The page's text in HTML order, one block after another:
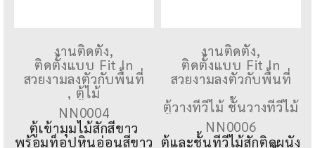
งานติดตั้ง
ติดตั้งแบบ Fit In
สวยงามลงตัวกับพื้นที่
,ตู้ไม้
งานติดตั้ง
ติดตั้งแบบ Fit In
สวยงามลงตัวกับพื้นที่
,